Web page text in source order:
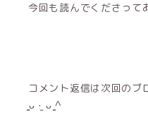
今回も読んでくださって
コメント返信は次回の
̳ᴗ ·̫ ᴗ ̳^